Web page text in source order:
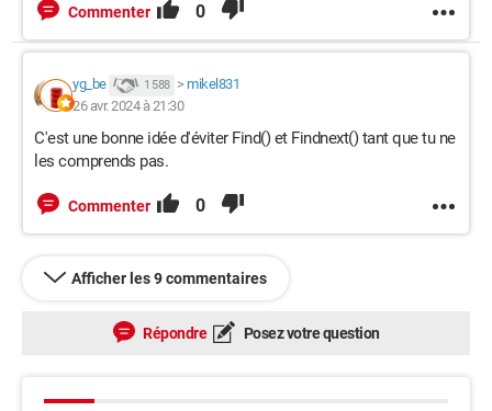
Commenter 0
yg_be 1 588 > mikel831
26 avr. 2024 à 21:30
C'est une bonne idée d'éviter Find() et Findnext() tant que tu ne
les comprends pas.
Commenter 0
Afficher les 9 commentaires
Répondre Posez votre question